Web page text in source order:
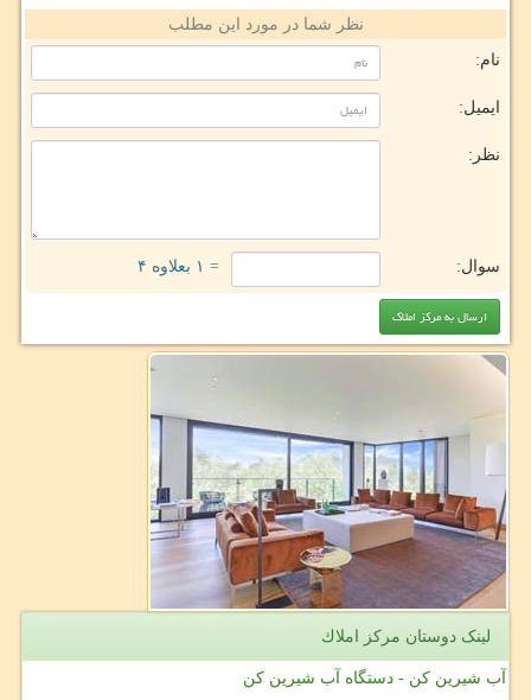
نظر شما در مورد این مطلب
نام:
ایمیل:
نظر:
سوال: = ۱ بعلاوه ۴
لینک دوستان مركز املاك
آب شیرین کن - دستگاه آب شیرین کن